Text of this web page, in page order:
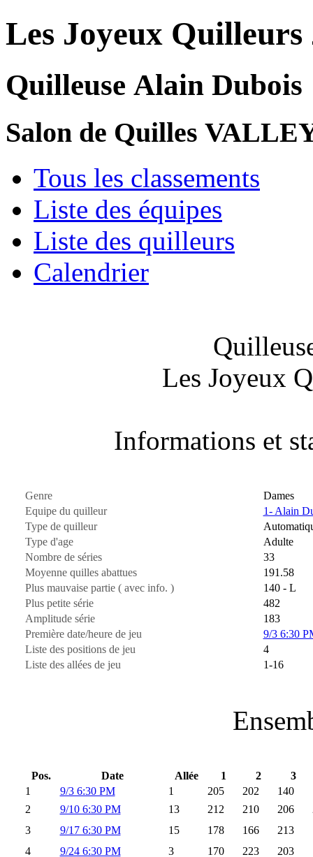
Les Joyeux Quilleurs
Quilleuse Alain Dubois
Salon de Quilles
Tous les classements
Liste des équipes
Liste des quilleurs
Calendrier
Les Joyeux
Informations et
Genre
Dames
Equipe du quilleur
1- Alain
Type de quilleur
Type d'age
Adulte
Nombre de séries
33
Moyenne quilles abattues
191.58
Plus mauvaise partie ( avec info. )
140 - L
Plus petite série
482
Amplitude série
183
Première date/heure de jeu
9/3 6:30
Liste des positions de jeu
4
Liste des allées de jeu
1-16
Pos. Date Allée 1 2
3
1
9/3 6:30 PM 1 205 202 140
2
9/10 6:30 PM 13 212 210 206
3
9/17 6:30 PM 15 178 166 213
4
9/24 6:30 PM 3 170 223 203